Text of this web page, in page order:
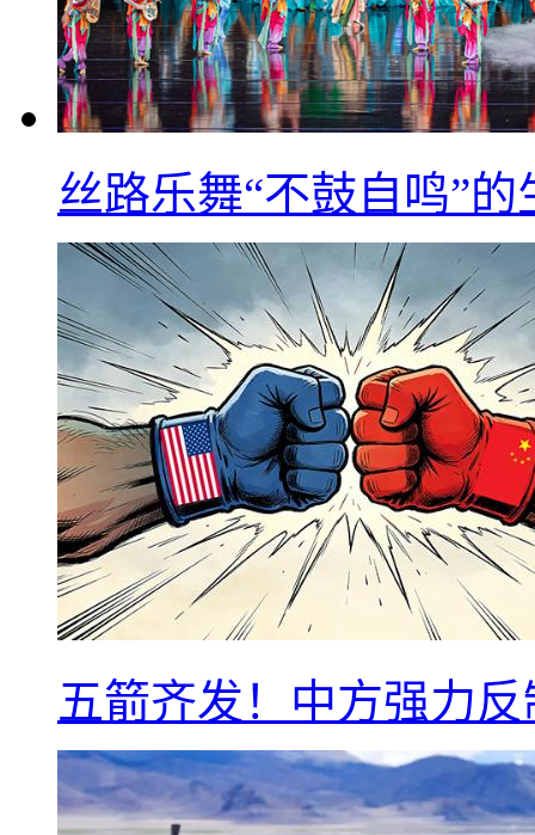
丝路乐舞“不鼓自鸣”
五箭齐发！中方强力